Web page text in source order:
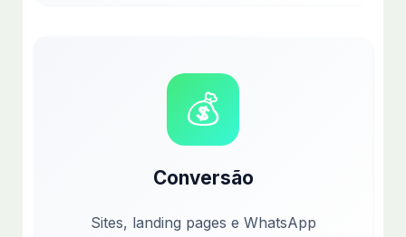
💰
Conversão
Sites, landing pages e WhatsApp